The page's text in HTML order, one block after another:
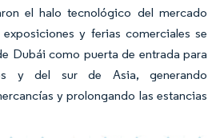
el halo tecnológico del mercado
y ferias comerciales se
Dubái como puerta de entrada para
y del sur de Asia, generando
y prolongando las estancias